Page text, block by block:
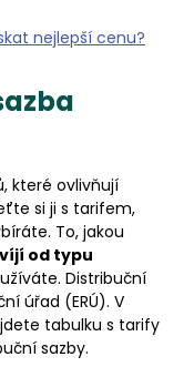
nejlepší cenu?
které ovlivňují
si ji s tarifem,
To, jakou
od typu
Distribuční
úřad (ERÚ). V
tabulku s tarify
sazby.